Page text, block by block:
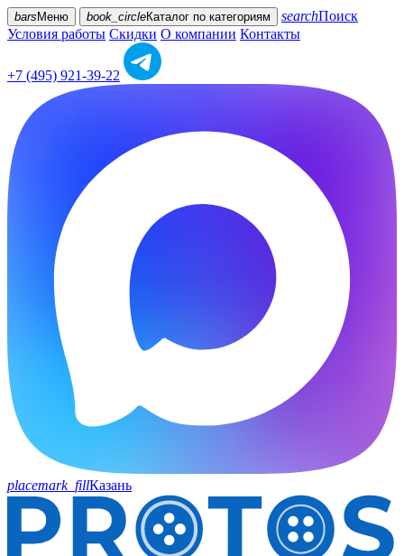
bars Меню book_circleКаталог по категориям searchПоиск
Условия работы Скидки О компании Контакты
+7 (495) 921-39-22
placemark_fillКазань